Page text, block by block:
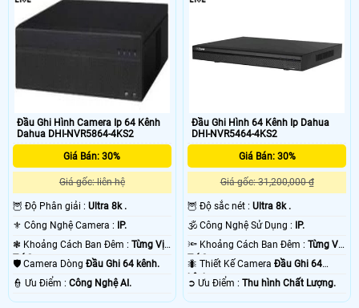
Đầu Ghi Hình Camera Ip 64 Kênh
Dahua DHI-NVR5864-4KS2
Giá Bán: 30%
Giá gốc: liên hệ
🦉 Độ Phân giải : Ultra 8k .
⚜️ Công Nghệ Camera : IP.
❃ Khoảng Cách Ban Đêm : Từng Vị
Trí Camera .
🛡 Camera Dòng Đầu Ghi 64 kênh.
️👮 Ưu Điểm : Công Nghệ AI.
Đầu Ghi Hình 64 Kênh Ip Dahua
DHI-NVR5464-4KS2
Giá Bán: 30%
Giá gốc: 31,200,000 ₫
🦉 Độ sắc nét :Ultra 8k .
🕉️ Công Nghệ Sử Dụng : IP.
🔦 Khoảng Cách Ban Đêm :Từng Vị
Trí Camera .
🐜 Thiết Kế CameraĐầu Ghi 64
kênh.
️➲ Ưu Điểm :Thu hình Chất Lượng.